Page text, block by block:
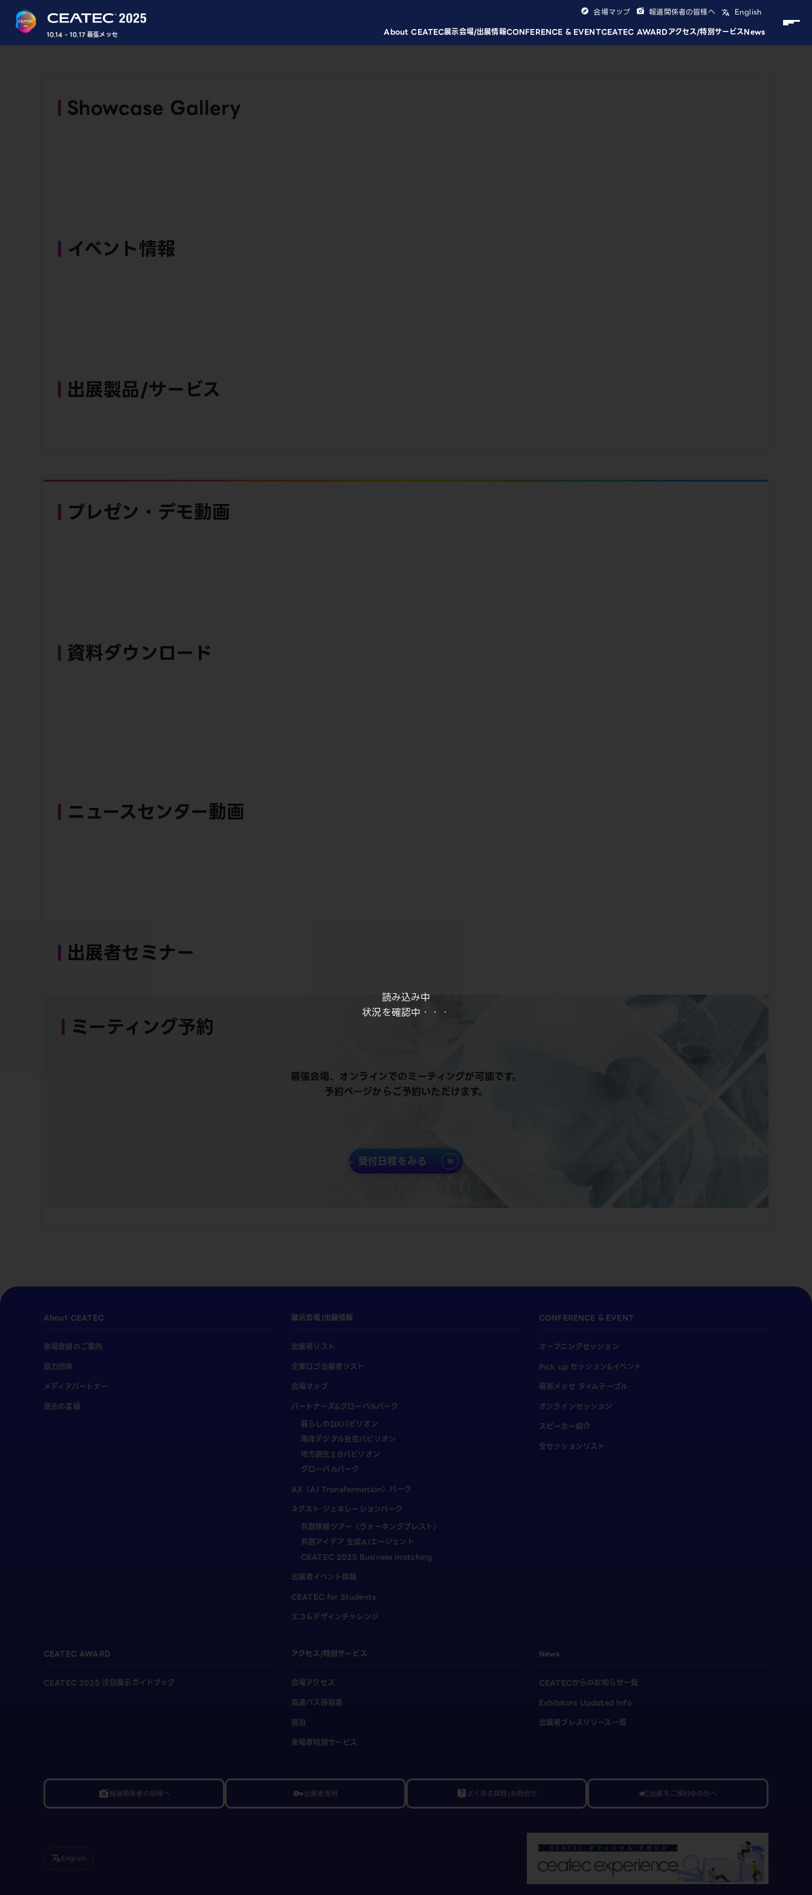
読み込み中
状況を確認中・・・
10.14 - 10.17 幕張メッセ About CEATEC展示会場/出展情報CONFERENCE & EVENTCEATEC AWARDアクセス/特別サービスNews
会場マップ 報道関係者の皆様へ English
Showcase Gallery
イベント情報
出展製品/サービス
プレゼン・デモ動画
資料ダウンロード
ニュースセンター動画
出展者セミナー
ミーティング予約
幕張会場、オンラインでのミーティングが可能です。
予約ページからご予約いただけます。
受付日程をみる
About CEATEC
来場登録のご案内
協力団体
メディアパートナー
過去の実績
展示会場/出展情報
出展者リスト
企業ロゴ出展者リスト
会場マップ
パートナーズ&グローバルパーク
暮らしのDXパビリオン
海洋デジタル社会パビリオン
地方創生2.0パビリオン
グローバルパーク
AX（AI Transformation）パーク
ネクスト ジェネレーションパーク
共創体験ツアー（ウォーキングブレスト）
共創アイデア 生成AIエージェント
CEATEC 2025 Business matching
出展者イベント情報
CEATEC for Students
エコ＆デザインチャレンジ
CONFERENCE & EVENT
オープニングセッション
Pick up セッション&イベント
幕張メッセ タイムテーブル
オンラインセッション
スピーカー紹介
全セッションリスト
CEATEC AWARD
CEATEC 2025 注目展示ガイドブック
アクセス/特別サービス
会場アクセス
高速バス時刻表
宿泊
来場者特別サービス
News
CEATECからのお知らせ一覧
Exhibitors Updated Info
出展者プレスリリース一覧
linked_camera報道関係者の皆様へ vpn_key出展者専用 live_help よくある質問/お問合せ campaign出展をご検討中の方へ
translateEnglish